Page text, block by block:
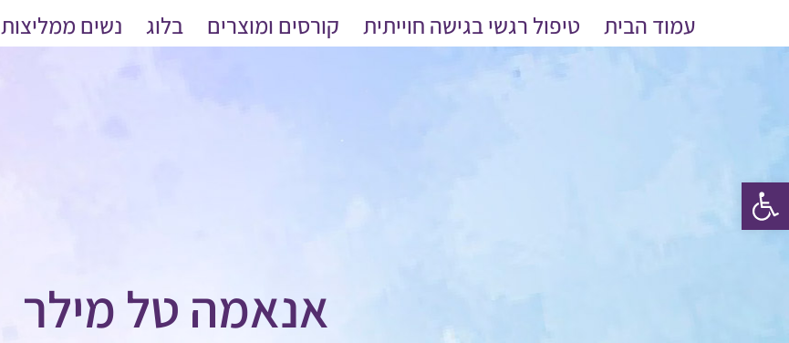
פתח סרגל נגישות
עמוד הבית טיפול רגשי בגישה חוייתית קורסים ומוצרים בלוג נשים ממליצות
אנאמה טל מילר